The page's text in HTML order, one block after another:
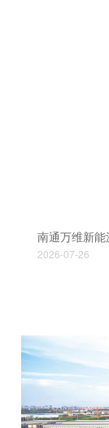
南通万维新
2026-07-26